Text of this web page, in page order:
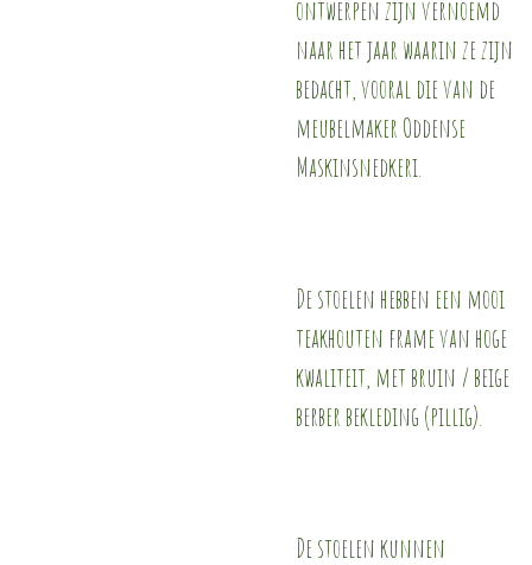
ontwerpen zijn vernoemd
naar het jaar waarin ze zijn
bedacht, vooral die van de
meubelmaker Oddense
Maskinsnedkeri.
De stoelen hebben een mooi
teakhouten frame van hoge
kwaliteit, met bruin / beige
berber bekleding (pillig).
De stoelen kunnen